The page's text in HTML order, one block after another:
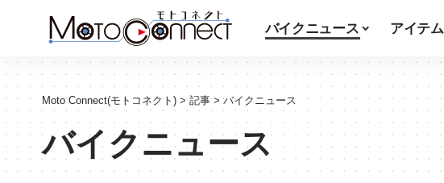
バイクニュース アイテム
Moto Connect(モトコネクト) >記事>バイクニュース
バイクニュース